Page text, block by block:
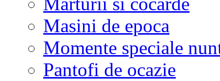
Masini de epoca
Momente speciale
Pantofi de ocazie